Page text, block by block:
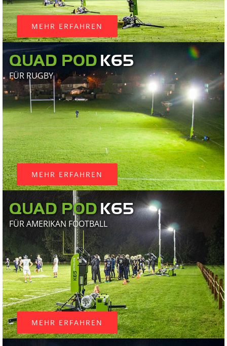
MEHR ERFAHREN
QUAD POD
FÜR RUGBY
MEHR ERFAHREN
QUAD POD
FÜR AMERIKAN FOOTBALL
MEHR ERFAHREN
ANGEBOT AN
BROSCHÜRE
HERUNTERLADEN